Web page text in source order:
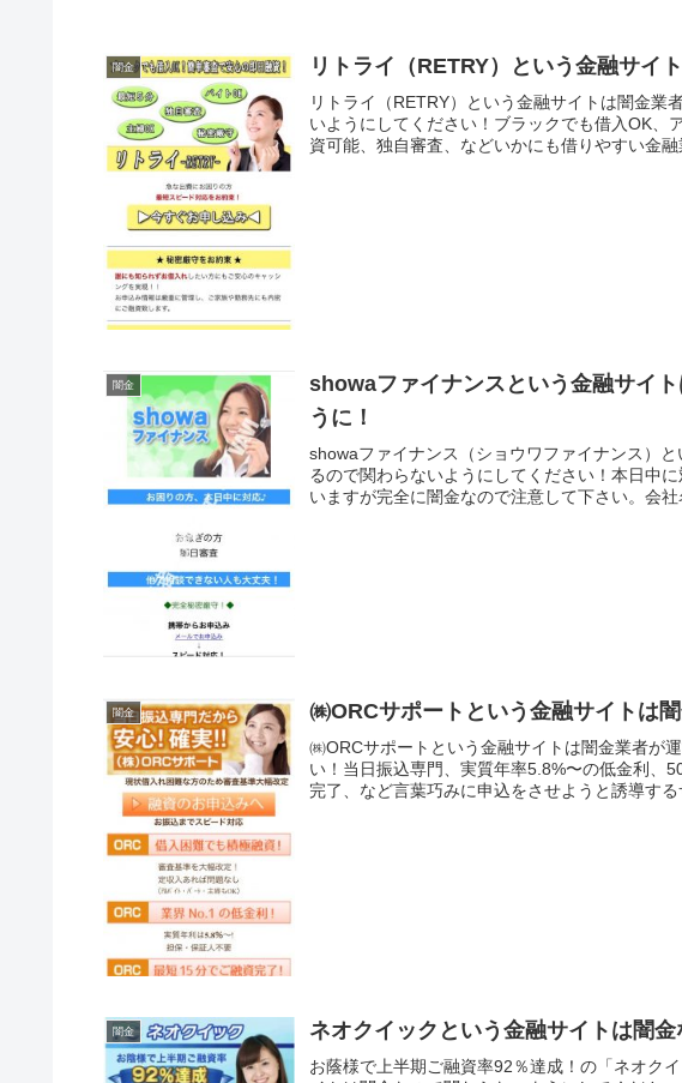
闇金 リトライ（RETRY）という金融サイ
リトライ（RETRY）という金融サイトは闇金業
いようにしてください！ブラックでも借入OK、
資可能、独自審査、などいかにも借りやすい金融
闇金
showaファイナンスという金融サイ
うに！
showaファイナンス（ショウワファイナンス）
るので関わらないようにしてください！本日中
いますが完全に闇金なので注意して下さい。会社
闇金 ㈱ORCサポートという金融サイトは
㈱ORCサポートという金融サイトは闇金業者が
い！当日振込専門、実質年率5.8%〜の低金利、
完了、など言葉巧みに申込をさせようと誘導する
闇金 ネオクイックという金融サイトは闇金
お蔭様で上半期ご融資率92％達成！の「ネオク